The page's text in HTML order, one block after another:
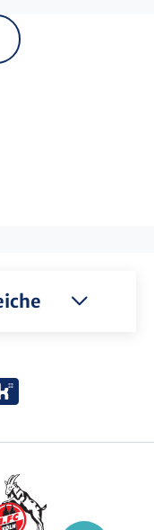
Kununu